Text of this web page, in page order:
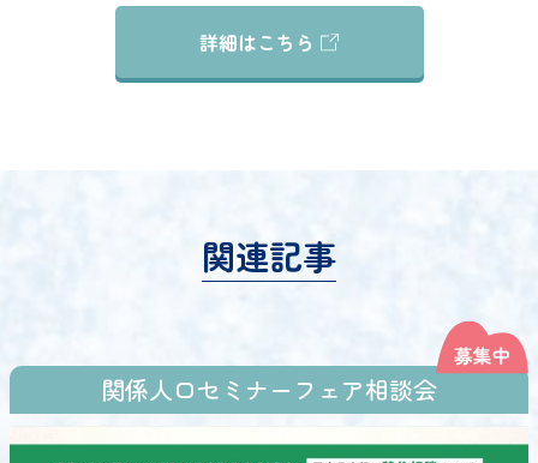
詳細はこちら
関連記事
関係人口セミナーフェア相談会